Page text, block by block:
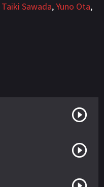
Taiki Sawada,Yuno Ota,